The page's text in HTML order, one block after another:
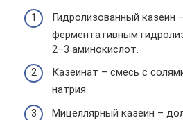
Гидролизованный казеин
ферментативным
2–3 аминокислот.
Казеинат – смесь с
натрия.
Мицеллярный казеин –